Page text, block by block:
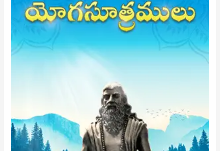
was:
₹ 220.
is:
₹ 200.
Sutramulu
పతంజలిమహర్షి
విరచిత
యోగసూత్రములు